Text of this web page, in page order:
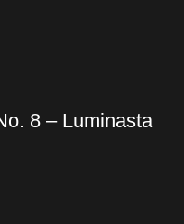
8 – Luminasta